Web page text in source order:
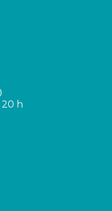
20 h